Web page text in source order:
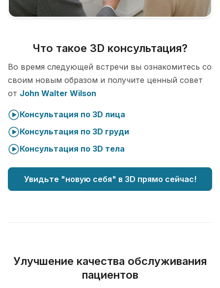
Что такое 3D консультация?
Во время следующей встречи вы ознакомитесь со
своим новым образом и получите ценный совет
от John Walter Wilson
Консультация по 3D лица
Консультация по 3D груди
Консультация по 3D тела
Увидьте "новую себя" в 3D прямо сейчас!
Улучшение качества обслуживания
пациентов